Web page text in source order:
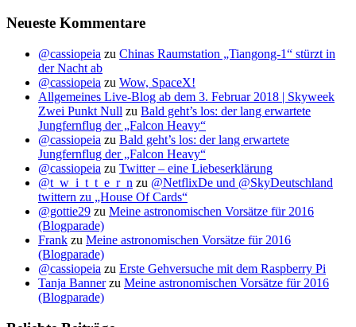
Neueste Kommentare
@cassiopeia zu Chinas Raumstation „Tiangong-1“ stürzt in
der Nacht ab
@cassiopeia zu Wow, SpaceX!
Allgemeines Live-Blog ab dem 3. Februar 2018 | Skyweek
Zwei Punkt Null zu Bald geht’s los: der lang erwartete
Jungfernflug der „Falcon Heavy“
@cassiopeia zu Bald geht’s los: der lang erwartete
Jungfernflug der „Falcon Heavy“
@cassiopeia zu Twitter – eine Liebeserklärung
@t_w_i_t_t_e_r_n zu @NetflixDe und @SkyDeutschland
twittern zu „House Of Cards“
@gottie29 zu Meine astronomischen Vorsätze für 2016
(Blogparade)
Frank zu Meine astronomischen Vorsätze für 2016
(Blogparade)
@cassiopeia zu Erste Gehversuche mit dem Raspberry Pi
Tanja Bannerzu Meine astronomischen Vorsätze für 2016
(Blogparade)